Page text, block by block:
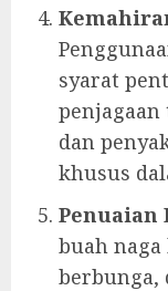
syarat
penjagaan
dan
khusus
Penuaian
buah
berbunga,